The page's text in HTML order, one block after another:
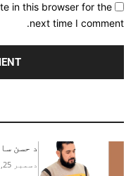
in this browser for the
next time I comment.
د حسن
دسمبر 25, 2024